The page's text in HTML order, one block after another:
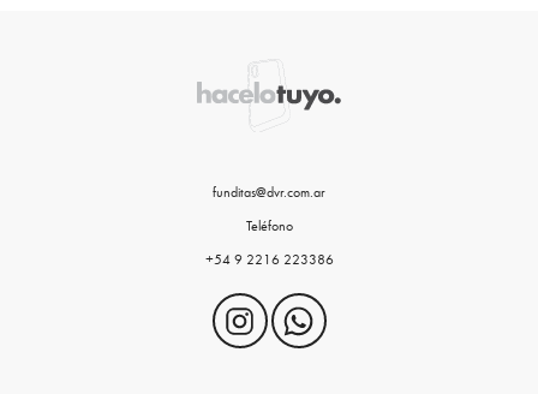
funditas@dvr.com.ar
Teléfono
+54 9 2216 223386